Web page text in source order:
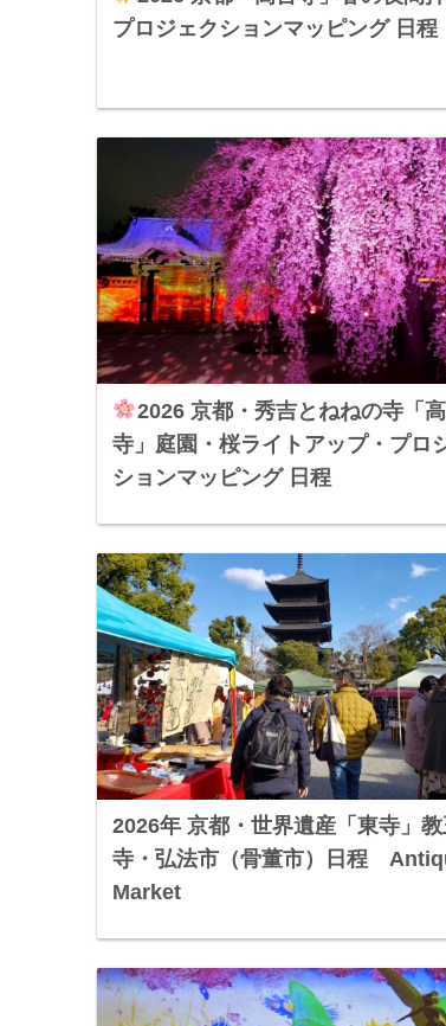
プロジェクションマッピング 日程
2026 京都・秀吉とねねの寺「
寺」庭園・桜ライトアップ・プロ
ションマッピング 日程
2026年 京都・世界遺産「東寺」教
寺・弘法市（骨董市）日程
Market